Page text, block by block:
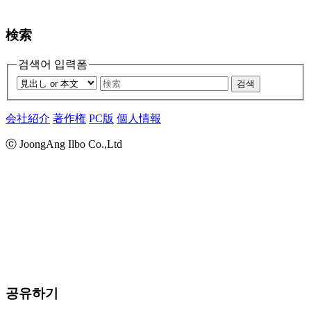
検索
검색어 입력폼
검색
会社紹介 著作権 PC版 個人情報
ⓒ JoongAng Ilbo Co.,Ltd
공유하기